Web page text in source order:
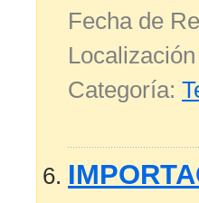
Fecha de
Localización
Categoría: